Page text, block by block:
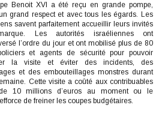
Benoit XVI a été reçu en grande pompe,
grand respect et avec tous les égards. Les
savent parfaitement accueillir leurs invités
Les autorités israéliennes ont
l’ordre du jour et ont mobilisé plus de 80
et agents de sécurité pour pouvoir
la visite et éviter des incidents, des
et des embouteillages monstres durant
Cette visite a coûté aux contribuables
10 millions d’euros au moment ou le
de freiner les coupes budgétaires.